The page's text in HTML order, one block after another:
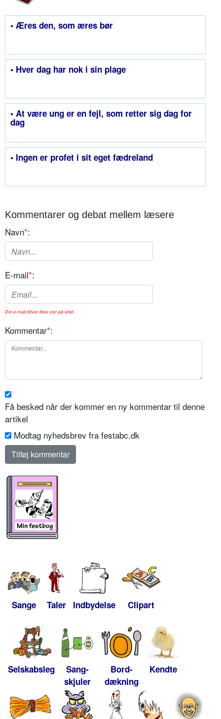
• Æres den, som æres bør
• Hver dag har nok i sin plage
• At være ung er en fejl, som retter sig dag for
dag
• Ingen er profet i sit eget fædreland
Kommentarer og debat mellem læsere
Navn*:
E-mail*:
Din e-mail bliver ikke vist på sitet.
Kommentar*:
Få besked når der kommer en ny kommentar til denne
artikel
Modtag nyhedsbrev fra festabc.dk
Sange Taler Indbydelse Clipart
Selskabsleg
Sang-
skjuler
Bord-
dækning
Kendte